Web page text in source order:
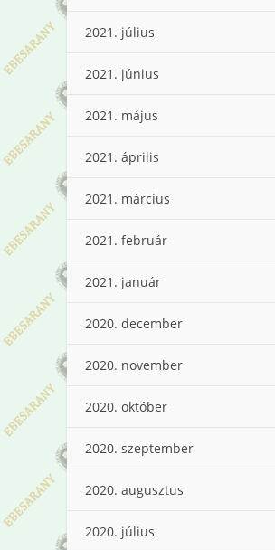
2021. július
2021. június
2021. május
2021. április
2021. március
2021. február
2021. január
2020. december
2020. november
2020. október
2020. szeptember
2020. augusztus
2020. július